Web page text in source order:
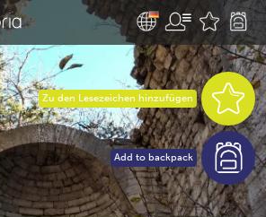
Zu den Lesezeichen hinzufügen
Add to backpack